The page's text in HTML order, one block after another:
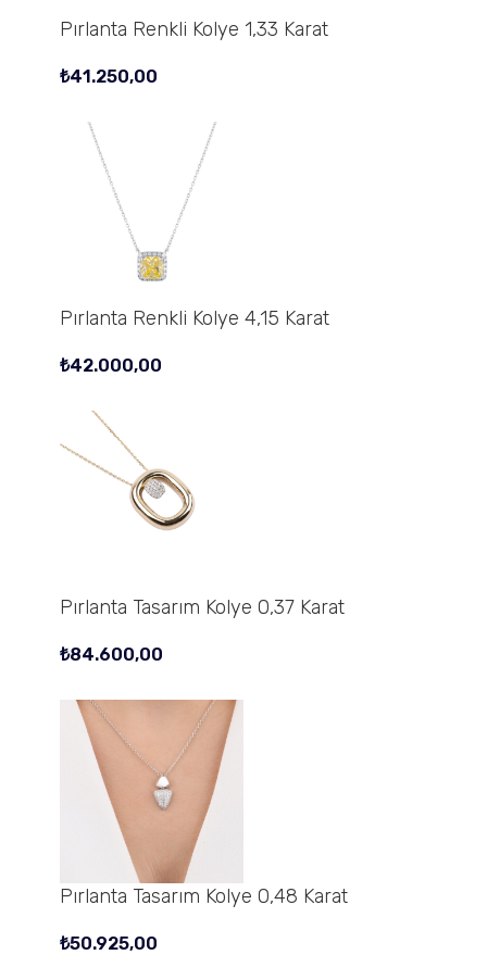
Pırlanta Renkli Kolye 1,33 Karat
₺41.250,00
Pırlanta Renkli Kolye 4,15 Karat
₺42.000,00
Pırlanta Tasarım Kolye 0,37 Karat
₺84.600,00
Pırlanta Tasarım Kolye 0,48 Karat
₺50.925,00